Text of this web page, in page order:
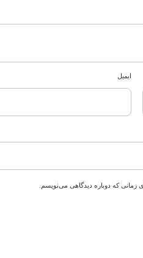
ایمیل
زمانی که دوباره دیدگاهی می‌نویسم.